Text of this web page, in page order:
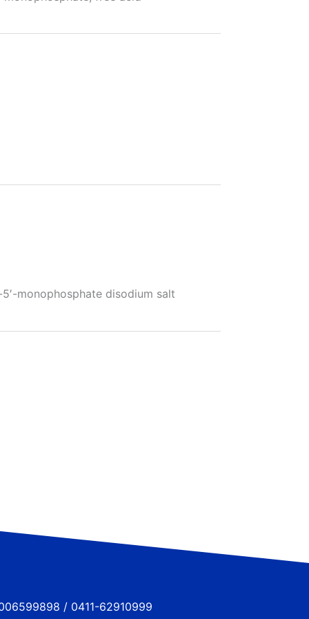
monophosphate disodium salt
/ 0411-62910999